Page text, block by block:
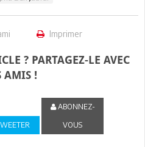
Imprimer
? PARTAGEZ-LE AVEC
AMIS !
ABONNEZ-
VOUS